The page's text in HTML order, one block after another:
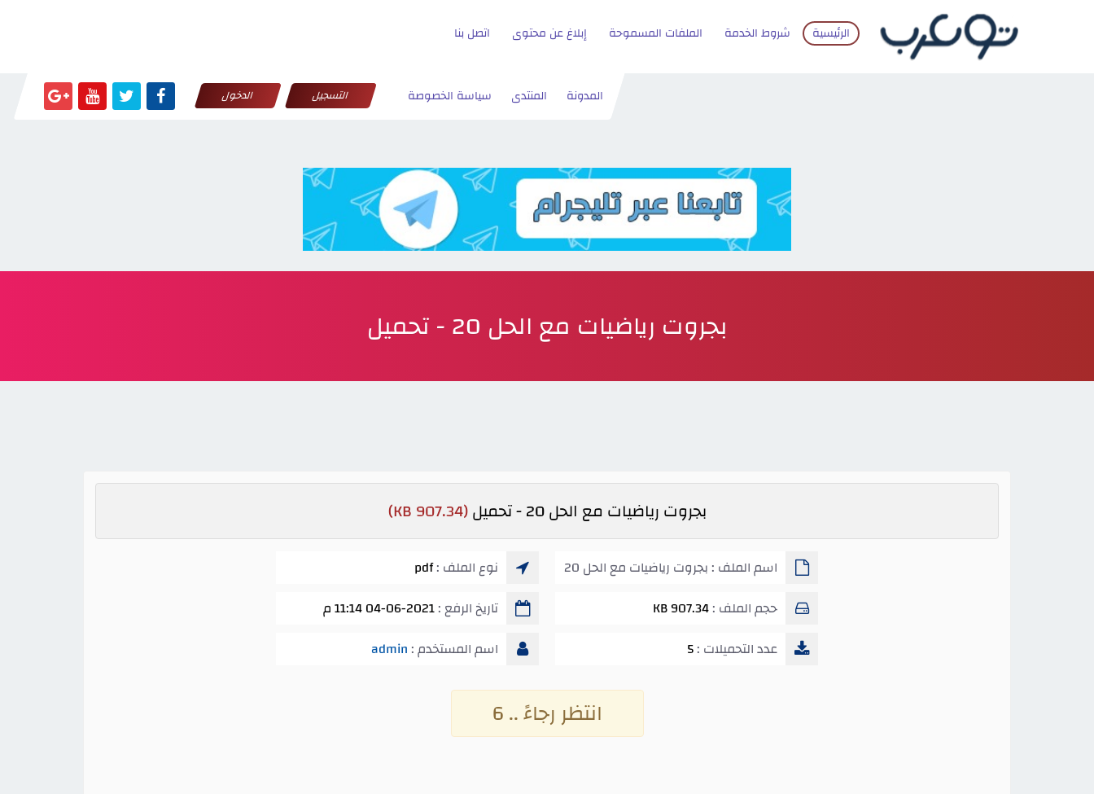
الرئيسية شروط الخدمة الملفات المسموحة إبلاغ عن محتوى اتصل بنا
المدونة المنتدى سياسة الخصوصة التسجيل الدخول
بجروت رياضيات مع الحل 20 - تحميل
بجروت رياضيات مع الحل 20 - تحميل (907.34 KB)
اسم الملف : بجروت رياضيات مع الحل 20 نوع الملف :pdf
حجم الملف :907.34 KB تاريخ الرفع :04-06-2021 11:14 م
عدد التحميلات :5 اسم المستخدم : admin
انتظر رجاءً .. 5